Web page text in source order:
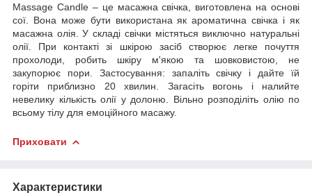
Massage Candle – це масажна свічка, виготовлена ​​на основі
сої. Вона може бути використана як ароматична свічка і як
масажна олія. У складі свічки містяться виключно натуральні
олії. При контакті зі шкірою засіб створює легке почуття
прохолоди, робить шкіру м'якою та шовковистою, не
закупорює пори. Застосування: запаліть свічку і дайте їй
горіти приблизно 20 хвилин. Загасіть вогонь і налийте
невелику кількість олії у долоню. Вільно розподіліть олію по
всьому тілу для емоційного масажу.
Приховати
Характеристики